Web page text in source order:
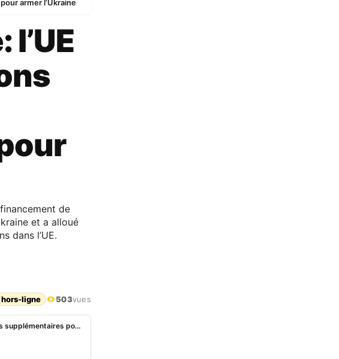
armer l’Ukraine
de
et a alloué
dans l’UE.
hors-ligne 503vues
Guerre en Ukraine: l’UE accorde 500 millions d’euros supplémentaires pour armer l’Ukraine